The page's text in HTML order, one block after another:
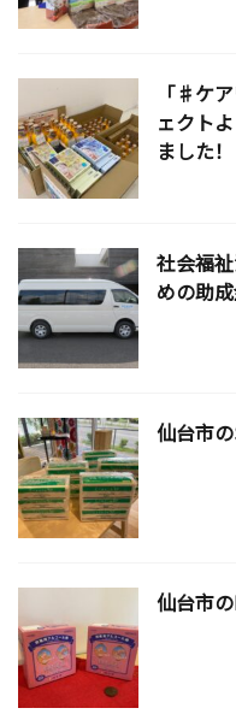
「♯ケ
ェクト
ました！
社会福
めの助
仙台市
仙台市